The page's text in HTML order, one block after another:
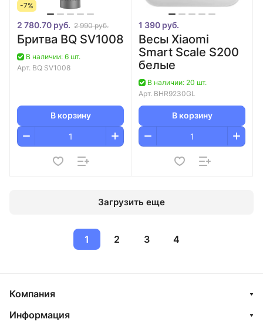
-7%
2 780.70 руб. 2 990 руб.
Бритва BQ SV1008
В наличии: 6 шт.
Арт. BQ SV1008
В корзину
1 390 руб.
Весы Xiaomi
Smart Scale S200
белые
В наличии: 20 шт.
Арт. BHR9230GL
В корзину
Загрузить еще
1 2 3 4
Компания
Информация